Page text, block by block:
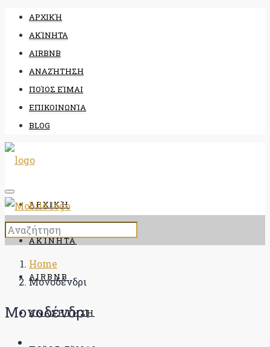
ΑΡΧΙΚΉ
ΑΚΊΝΗΤΑ
AIRBNB
ΑΝΑΖΉΤΗΣΗ
ΠΟΊΟΣ ΕΊΜΑΙ
ΕΠΙΚΟΙΝΩΝΊΑ
BLOG
ΑΡΧΙΚΉ
ΑΚΊΝΗΤΑ
AIRBNB
ΑΝΑΖΉΤΗΣΗ
Home
Μονοδένδρι
Μονοδένδρι